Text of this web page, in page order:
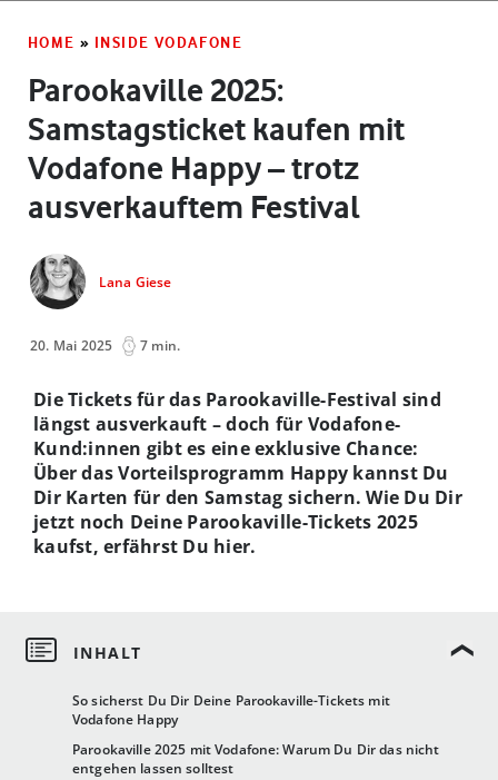
HOME » INSIDE VODAFONE
Parookaville 2025:
Samstagsticket kaufen mit
Vodafone Happy – trotz
ausverkauftem Festival
Lana Giese
20. Mai 2025 7 min.
So sicherst Du Dir Deine Parookaville-Tickets mit
Vodafone Happy
Parookaville 2025 mit Vodafone: Warum Du Dir das nicht
entgehen lassen solltest
Die Tickets für das Parookaville-Festival sind
längst ausverkauft – doch für Vodafone-
Kund:innen gibt es eine exklusive Chance:
Über das Vorteilsprogramm Happy kannst Du
Dir Karten für den Samstag sichern. Wie Du Dir
jetzt noch Deine Parookaville-Tickets 2025
kaufst, erfährst Du hier.